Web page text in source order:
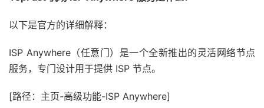
以下是官方的详细解释：
ISP Anywhere（任意门）是一个全新推出的灵活网络节点
服务，专门设计用于提供 ISP 节点。
[路径：主页-高级功能-ISP Anywhere]